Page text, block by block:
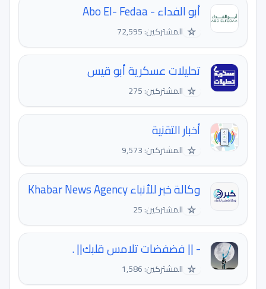
أبو الفداء - Abo El- Fedaa
☆ المشتركين: 72,595
تحليلات عسكرية أبو قيس
☆ المشتركين: 275
أخبار التقنية
☆ المشتركين: 9,573
وكالة خبر للأنباء Khabar News Agency
☆ المشتركين: 25
- || فضفضات تلامس قلبك|| .
☆ المشتركين: 1,586